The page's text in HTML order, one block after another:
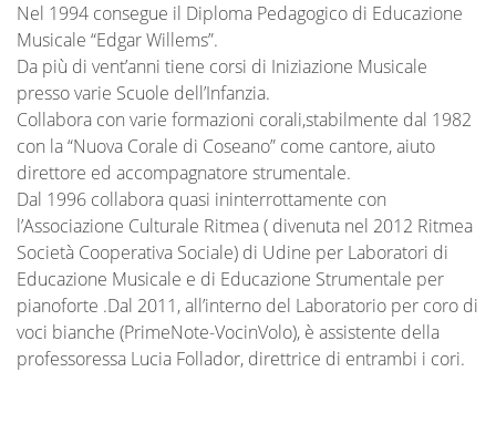
Nel 1994 consegue il Diploma Pedagogico di Educazione
Musicale “Edgar Willems”.
Da più di vent’anni tiene corsi di Iniziazione Musicale
presso varie Scuole dell’Infanzia.
Collabora con varie formazioni corali,stabilmente dal 1982
con la “Nuova Corale di Coseano” come cantore, aiuto
direttore ed accompagnatore strumentale.
Dal 1996 collabora quasi ininterrottamente con
l’Associazione Culturale Ritmea ( divenuta nel 2012 Ritmea
Società Cooperativa Sociale) di Udine per Laboratori di
Educazione Musicale e di Educazione Strumentale per
pianoforte .Dal 2011, all’interno del Laboratorio per coro di
voci bianche (PrimeNote-VocinVolo), è assistente della
professoressa Lucia Follador, direttrice di entrambi i cori.